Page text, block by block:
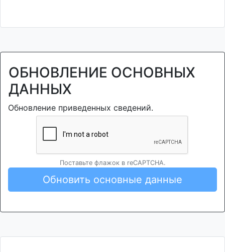
ОБНОВЛЕНИЕ ОСНОВНЫХ
ДАННЫХ
Обновление приведенных сведений.
Поставьте флажок в reCAPTCHA.
Обновить основные данные